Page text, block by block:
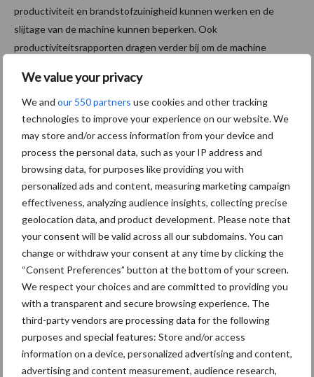
We value your privacy
We and our 550 partners use cookies and other tracking
technologies to improve your experience on our website. We
may store and/or access information from your device and
process the personal data, such as your IP address and
browsing data, for purposes like providing you with
personalized ads and content, measuring marketing campaign
effectiveness, analyzing audience insights, collecting precise
geolocation data, and product development. Please note that
your consent will be valid across all our subdomains. You can
change or withdraw your consent at any time by clicking the
“Consent Preferences” button at the bottom of your screen.
We respect your choices and are committed to providing you
with a transparent and secure browsing experience. The
third-party vendors are processing data for the following
purposes and special features: Store and/or access
information on a device, personalized advertising and content,
advertising and content measurement, audience research,
productiviteit en brandstofzuinigheid kunnen werken en de
slijtage van de machine kunnen beperken. Ook
productiviteitsrapporten dragen verder bij om de machine
Info – VolvoCE
Tags